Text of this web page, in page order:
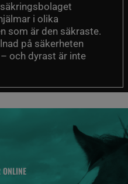
i olika
som är den säkraste.
på säkerheten
och dyrast är inte
ONLINE